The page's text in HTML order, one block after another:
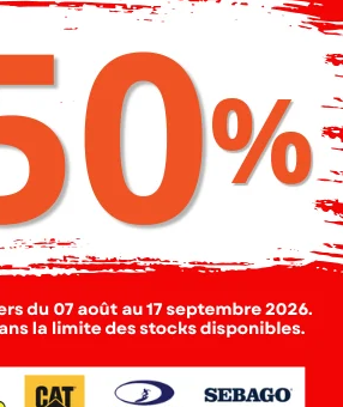
-20%
Light Black